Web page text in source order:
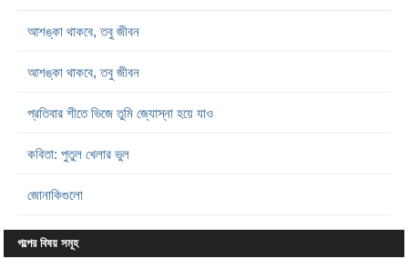
আশঙ্কা থাকবে, তবু জীবন
আশঙ্কা থাকবে, তবু জীবন
প্রতিবার শীতে ভিজে তুমি জ্যোস্না হয়ে যাও
কবিতা: পুতুল খেলার ভুল
জোনাকিগুলো
গল্পের বিষয় সমূহ